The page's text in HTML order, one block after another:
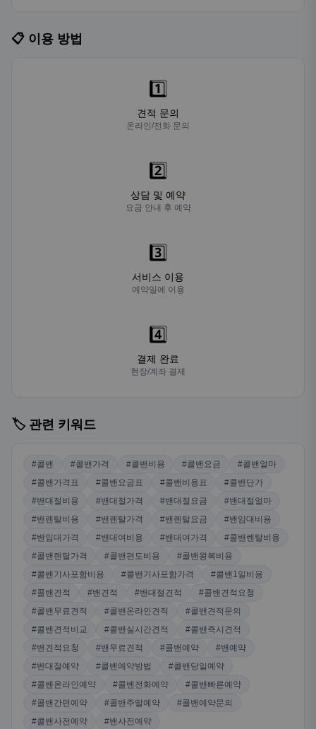
📋 이용 방법
1️⃣
견적 문의
온라인/전화 문의
2️⃣
상담 및 예약
요금 안내 후 예약
3️⃣
서비스 이용
예약일에 이용
4️⃣
결제 완료
현장/계좌 결제
🏷️ 관련 키워드
#콜밴 #콜밴가격 #콜밴비용 #콜밴요금
#콜밴얼마
#콜밴가격표
#콜밴요금표 #콜밴비용표
#콜밴단가
#밴대절비용
#밴대절가격 #밴대절요금
#밴대절얼마
#밴렌탈비용
#밴렌탈가격 #밴렌탈요금
#밴임대비용
#밴임대가격
#밴대여비용 #밴대여가격
#콜밴렌탈비용
#콜밴렌탈가격
#콜밴편도비용
#콜밴왕복비용
#콜밴기사포함비용
#콜밴기사포함가격
#콜밴1일비용
#콜밴견적
#밴견적 #밴대절견적
#콜밴견적요청
#콜밴무료견적
#콜밴온라인견적
#콜밴견적문의
#콜밴견적비교
#콜밴실시간견적
#콜밴즉시견적
#밴견적요청
#밴무료견적 #콜밴예약
#밴예약
#밴대절예약
#콜밴예약방법
#콜밴당일예약
#콜밴온라인예약
#콜밴전화예약
#콜밴빠른예약
#콜밴간편예약
#콜밴주말예약
#콜밴예약문의
#콜밴사전예약
#밴사전예약